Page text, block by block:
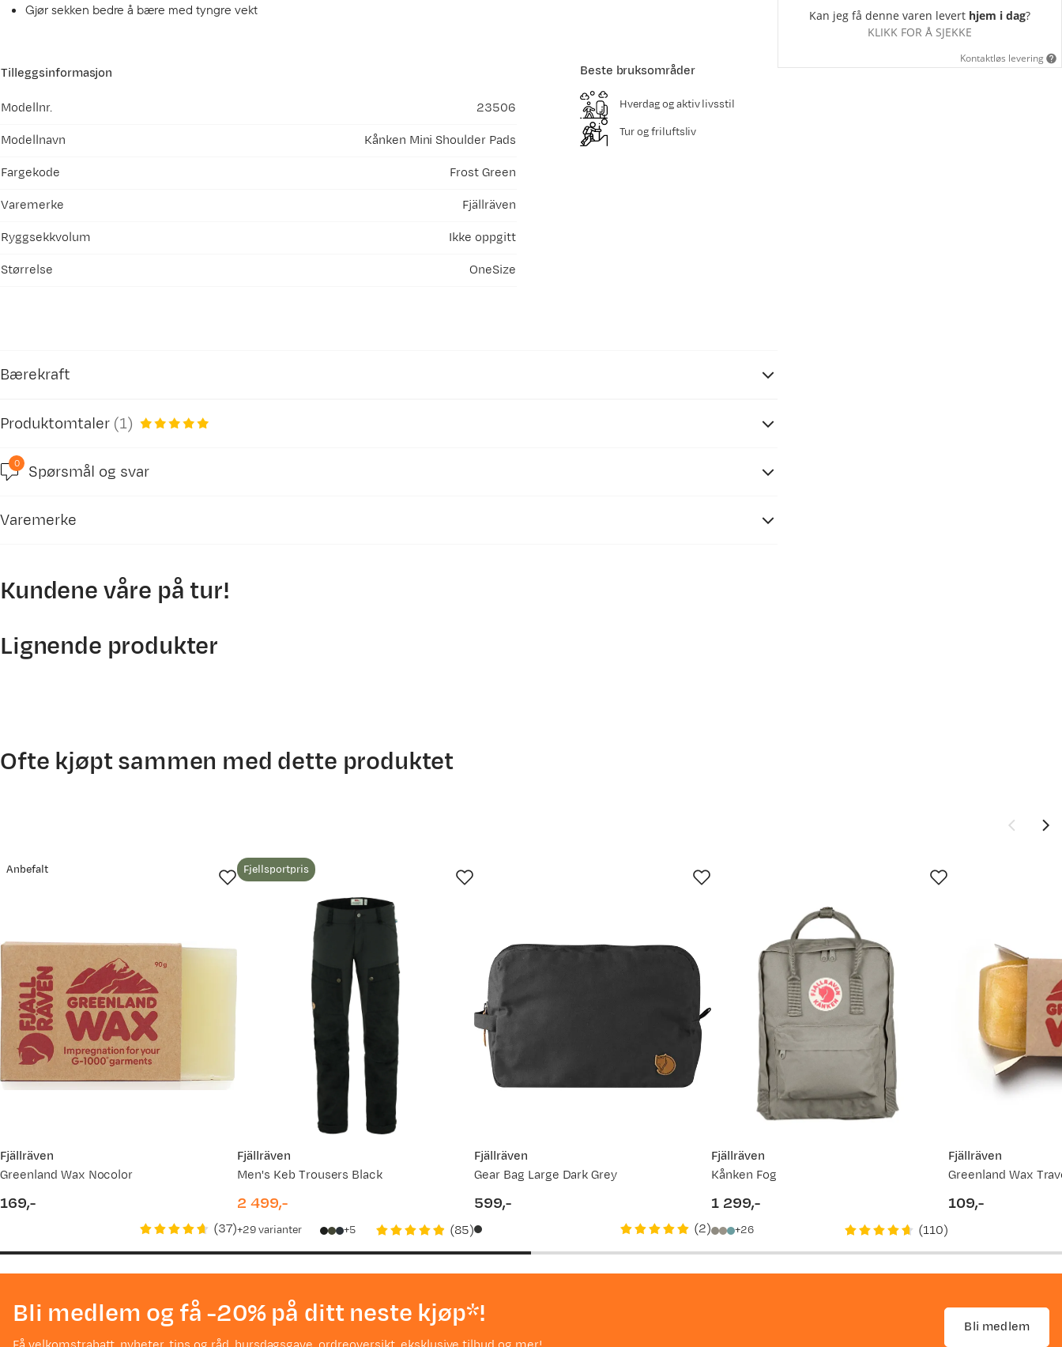
Gjør sekken bedre å bære med tyngre vekt
Tilleggsinformasjon
Modellnr.
23506
Modellnavn
Kånken Mini Shoulder Pads
Fargekode
Frost Green
Varemerke
Fjällräven
Ryggsekkvolum
Ikke oppgitt
Størrelse
OneSize
Beste bruksområder
Hverdag og aktiv livsstil
Tur og friluftsliv
Bærekraft
Inneholder resirkulerte materialer
Vår egen merking av produkter som inneholder resirkulert materiale.
Produktomtaler (1)
5.0
Dzinara G Bekreftet kjøper
2 år siden
0 Spørsmål og svar
Varemerke
Kan jeg få denne varen levert hjem i dag?
KLIKK FOR Å SJEKKE
Kontaktløs levering
Kundene våre på tur!
Lignende produkter
Ofte kjøpt sammen med dette produktet
Fjällräven
Greenland Wax Nocolor
Anbefalt
169,-
(37)
Fjällräven
Men's Keb Trousers Black
Fjellsportpris
2 499,-
29varianter 5 (85)
Fjällräven
Gear Bag Large Dark Grey
599,-
(2)
Fjällräven
Kånken Fog
1 299,-
26 (110)
Fjällräven
Greenland Wax
109,-
Bli medlem og få -20% på ditt neste kjøp*! Bli medlem